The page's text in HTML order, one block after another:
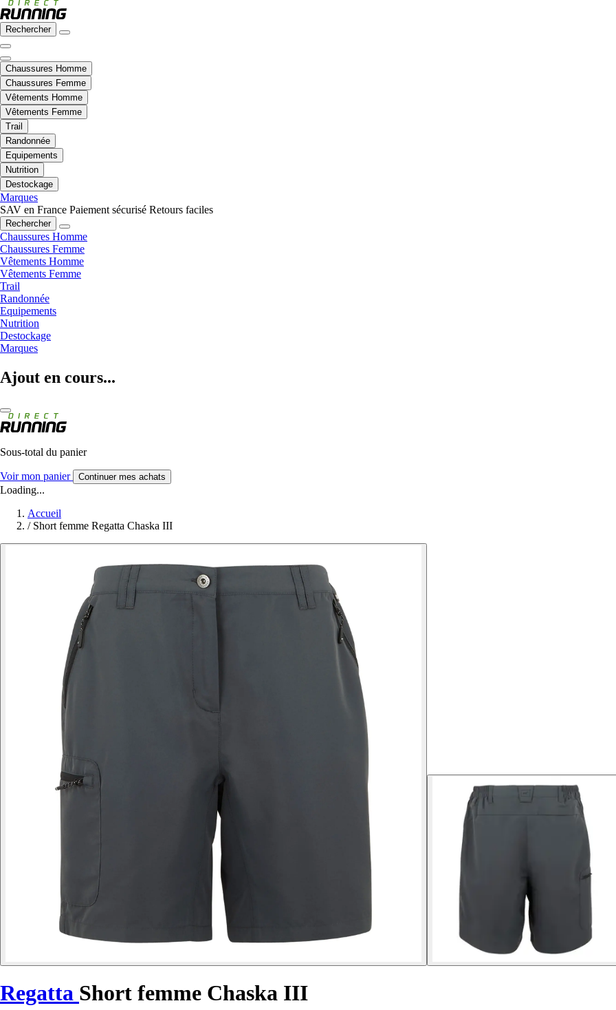
Rechercher
Chaussures Homme
Chaussures Femme
Vêtements Homme
Vêtements Femme
Trail
Randonnée
Equipements
Nutrition
Destockage
Marques
SAV en France Paiement sécurisé Retours faciles
Rechercher
Chaussures Homme
Chaussures Femme
Vêtements Homme
Vêtements Femme
Trail
Randonnée
Equipements
Nutrition
Destockage
Marques
Ajout en cours...
Sous-total du panier
Voir mon panier Continuer mes achats
Loading...
Accueil
/ Short femme Regatta Chaska III
Regatta Short femme Chaska III